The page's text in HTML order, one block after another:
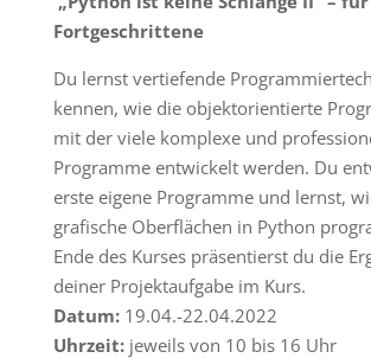
Fortgeschrittene
Du lernst vertiefende
kennen, wie die objektorientierte
mit der viele komplexe und
Programme entwickelt werden. Du
erste eigene Programme und lernst,
grafische Oberflächen in Python
Ende des Kurses präsentierst du die
deiner Projektaufgabe im Kurs.
Datum: 19.04.-22.04.2022
Uhrzeit:jeweils von 10 bis 16 Uhr